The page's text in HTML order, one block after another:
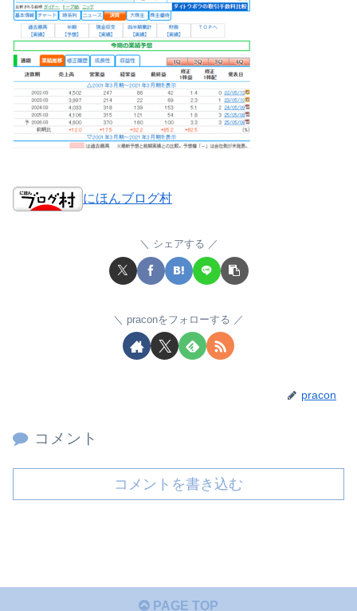
にほんブログ村
シェアする
praconをフォローする
pracon
コメント
コメントを書き込む
PAGE TOP